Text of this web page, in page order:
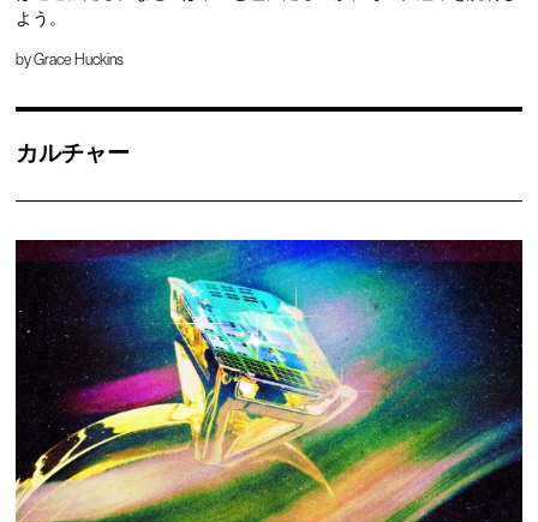
よう。
byGrace Huckins
カルチャー